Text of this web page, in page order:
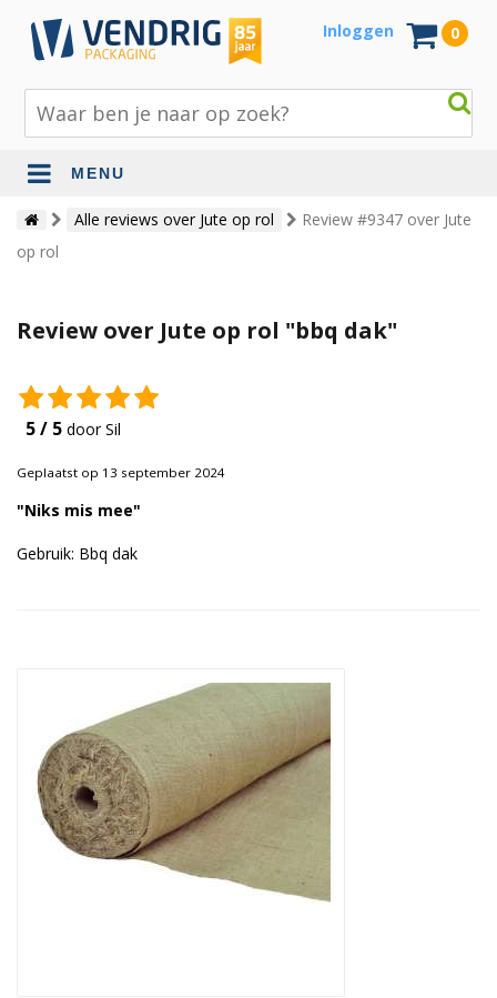
Inloggen 0
MENU
Beschermingsmateriaal
Bouw- en tuinmaterialen
Papier en karton
Tape en stickers
Verhuismaterialen
Duurzame verpakkingen
Bedrukte verpakkingen
Alle reviews over Jute op rol
Review #9347 over Jute
op rol
Review over Jute op rol "bbq dak"
5 / 5 door Sil
Geplaatst op 13 september 2024
"Niks mis mee"
Gebruik: Bbq dak